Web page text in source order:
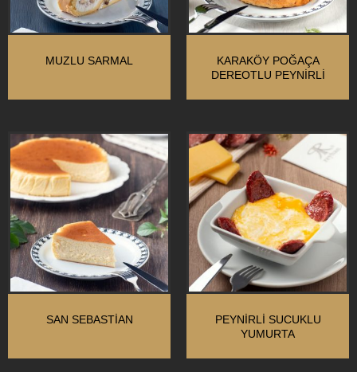
MUZLU SARMAL
KARAKÖY POĞAÇA
DEREOTLU PEYNIRLI
SAN SEBASTIAN
PEYNIRLI SUCUKLU
YUMURTA